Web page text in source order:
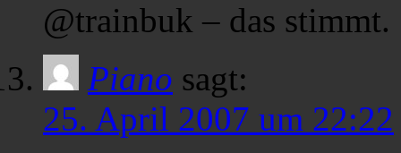
@trainbuk – das stimmt.
Piano sagt:
25. April 2007 um 22:22